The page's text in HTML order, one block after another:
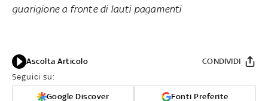
guarigione a fronte di lauti pagamenti
Ascolta Articolo
Seguici su:
Google Discover Fonti Preferite
CONDIVIDI